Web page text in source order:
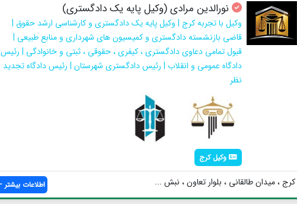
نورالدین مرادی (وکیل پایه یک دادگستری)
وکیل با تجربه کرج | وکیل پایه یک دادگستری و کارشناسی ارشد حقوق |
قاضی بازنشسته دادگستری و کمیسیون های شهرداری و منابع طبیعی |
قبول تمامی دعاوی دادگستری ، کیفری ، حقوقی ، ثبتی و خانوادگی | رئیس
دادگاه عمومی و انقلاب | رئیس دادگستری شهرستان | رئیس دادگاه تجدید
نظر
وکیل کرج
کرج ، میدان طالقانی ، بلوار تعاون ، نبش ... اطلاعات بیشتر